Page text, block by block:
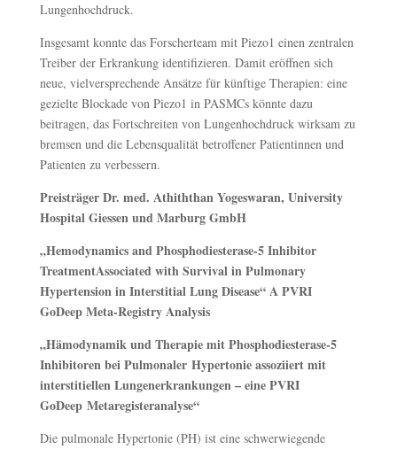
Lungenhochdruck.
Insgesamt konnte das Forscherteam mit Piezo1 einen zentralen
Treiber der Erkrankung identifizieren. Damit eröffnen sich
neue, vielversprechende Ansätze für künftige Therapien: eine
gezielte Blockade von Piezo1 in PASMCs könnte dazu
beitragen, das Fortschreiten von Lungenhochdruck wirksam zu
bremsen und die Lebensqualität betroffener Patientinnen und
Patienten zu verbessern.
Preisträger Dr. med. Athiththan Yogeswaran, University
Hospital Giessen und Marburg GmbH
„Hemodynamics and Phosphodiesterase-5 Inhibitor
TreatmentAssociated with Survival in Pulmonary
Hypertension in Interstitial Lung Disease“ A PVRI
GoDeep Meta-Registry Analysis
„Hämodynamik und Therapie mit Phosphodiesterase-5
Inhibitoren bei Pulmonaler Hypertonie assoziiert mit
interstitiellen Lungenerkrankungen – eine PVRI
GoDeep Metaregisteranalyse“
Die pulmonale Hypertonie (PH) ist eine schwerwiegende